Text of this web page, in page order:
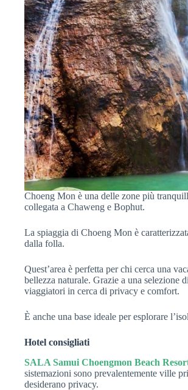
Choeng Mon è una delle zone più
collegata a Chaweng e Bophut.
La spiaggia di Choeng Mon è
dalla folla.
Quest’area è perfetta per chi cerca una
bellezza naturale. Grazie a una
viaggiatori in cerca di privacy e comfort.
È anche una base ideale per esplorare
Hotel consigliati
SALA Samui Choengmon Beach
sistemazioni sono prevalentemente ville
desiderano privacy.